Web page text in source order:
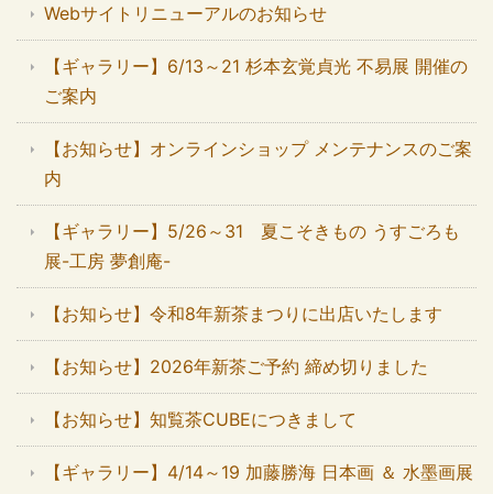
Webサイトリニューアルのお知らせ
【ギャラリー】6/13～21 杉本玄覚貞光 不易展 開催の
ご案内
【お知らせ】オンラインショップ メンテナンスのご案
内
【ギャラリー】5/26～31 夏こそきもの うすごろも
展-工房 夢創庵-
【お知らせ】令和8年新茶まつりに出店いたします
【お知らせ】2026年新茶ご予約 締め切りました
【お知らせ】知覧茶CUBEにつきまして
【ギャラリー】4/14～19 加藤勝海 日本画 ＆ 水墨画展